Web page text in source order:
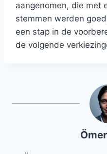
aangenomen, die met
stemmen werden
een stap in de
de volgende